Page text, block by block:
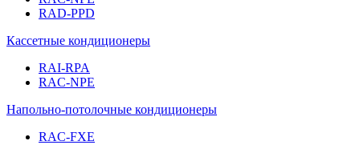
RAD-PPD
Кассетные кондиционеры
RAI-RPA
RAC-NPE
Напольно-потолочные кондиционеры
RAC-FXE